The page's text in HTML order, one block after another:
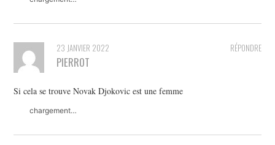
RÉPONDRE
23 JANVIER 2022
PIERROT
Si cela se trouve Novak Djokovic est une femme
chargement…